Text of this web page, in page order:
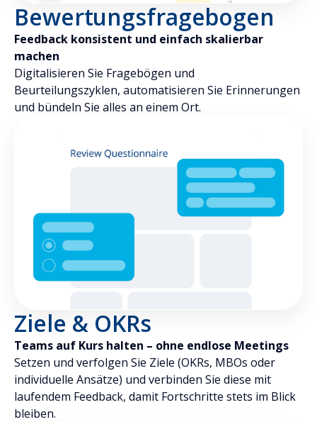
Bewertungsfragebogen
Feedback konsistent und einfach skalierbar
machen
Digitalisieren Sie Fragebögen und
Beurteilungszyklen, automatisieren Sie Erinnerungen
und bündeln Sie alles an einem Ort.
Ziele & OKRs
Teams auf Kurs halten – ohne endlose Meetings
Setzen und verfolgen Sie Ziele (OKRs, MBOs oder
individuelle Ansätze) und verbinden Sie diese mit
laufendem Feedback, damit Fortschritte stets im Blick
bleiben.